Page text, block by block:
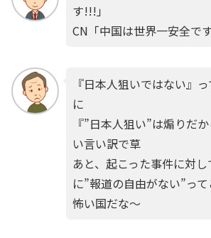
す!!!」
CN「中国は世界一安全で
『日本人狙いではない』
に
『”日本人狙い”は煽りだ
い言い訳で草
あと、起こった事件に対
に”報道の自由がない”っ
怖い国だな～